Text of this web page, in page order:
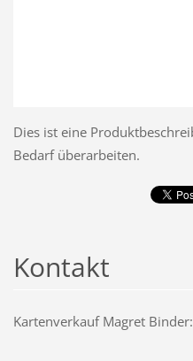
Dies ist eine
Bedarf überarbeiten.
Kontakt
Kartenverkauf Magret